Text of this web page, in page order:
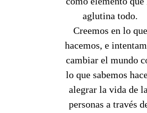
aglutina todo.
Creemos en lo que
hacemos, e
cambiar el mundo
lo que sabemos
alegrar la vida de
personas a través